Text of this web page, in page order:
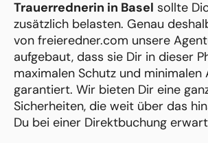
Trauerrednerin in Basel sollte
zusätzlich belasten. Genau
von freieredner.com unsere
aufgebaut, dass sie Dir in dieser
maximalen Schutz und minimalen
garantiert. Wir bieten Dir eine
Sicherheiten, die weit über das
Du bei einer Direktbuchung